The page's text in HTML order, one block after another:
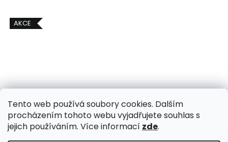
Tento web používá soubory cookies. Dalším
procházením tohoto webu vyjadřujete souhlas s
jejich používáním. Více informací zde.
AKCE